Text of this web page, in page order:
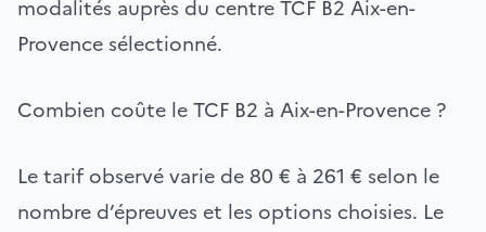
modalités auprès du centre TCF B2 Aix-en-
Provence sélectionné.
Combien coûte le TCF B2 à Aix-en-Provence ?
Le tarif observé varie de 80 € à 261 € selon le
nombre d’épreuves et les options choisies. Le